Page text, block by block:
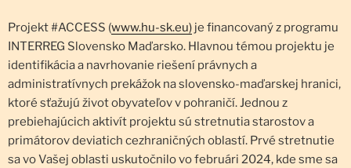
Projekt #ACCESS (www.hu-sk.eu) je financovaný z programu
INTERREG Slovensko Maďarsko. Hlavnou témou projektu je
identifikácia a navrhovanie riešení právnych a
administratívnych prekážok na slovensko-maďarskej hranici,
ktoré sťažujú život obyvateľov v pohraničí. Jednou z
prebiehajúcich aktivít projektu sú stretnutia starostov a
primátorov deviatich cezhraničných oblastí. Prvé stretnutie
sa vo Vašej oblasti uskutočnilo vo februári 2024, kde sme sa